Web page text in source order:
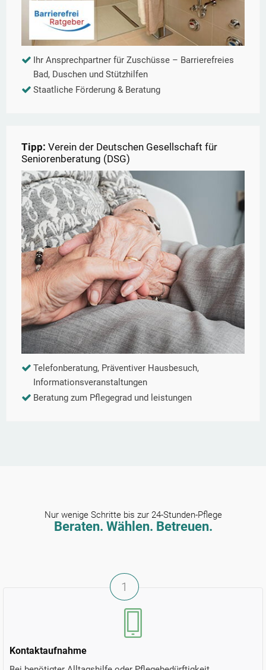
Ihr Ansprechpartner für Zuschüsse – Barrierefreies
Bad, Duschen und Stützhilfen
Staatliche Förderung & Beratung
Tipp: Verein der Deutschen Gesellschaft für
Seniorenberatung (DSG)
Telefonberatung, Präventiver Hausbesuch,
Informationsveranstaltungen
Beratung zum Pflegegrad und leistungen
Nur wenige Schritte bis zur 24-Stunden-Pflege
Beraten. Wählen. Betreuen.
Kontaktaufnahme
1